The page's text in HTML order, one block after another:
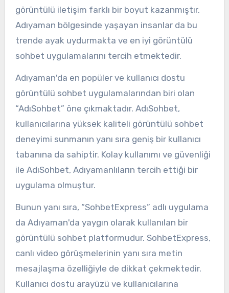
görüntülü iletişim farklı bir boyut kazanmıştır.
Adıyaman bölgesinde yaşayan insanlar da bu
trende ayak uydurmakta ve en iyi görüntülü
sohbet uygulamalarını tercih etmektedir.
Adıyaman'da en popüler ve kullanıcı dostu
görüntülü sohbet uygulamalarından biri olan
“AdıSohbet” öne çıkmaktadır. AdıSohbet,
kullanıcılarına yüksek kaliteli görüntülü sohbet
deneyimi sunmanın yanı sıra geniş bir kullanıcı
tabanına da sahiptir. Kolay kullanımı ve güvenliği
ile AdıSohbet, Adıyamanlıların tercih ettiği bir
uygulama olmuştur.
Bunun yanı sıra, “SohbetExpress” adlı uygulama
da Adıyaman'da yaygın olarak kullanılan bir
görüntülü sohbet platformudur. SohbetExpress,
canlı video görüşmelerinin yanı sıra metin
mesajlaşma özelliğiyle de dikkat çekmektedir.
Kullanıcı dostu arayüzü ve kullanıcılarına